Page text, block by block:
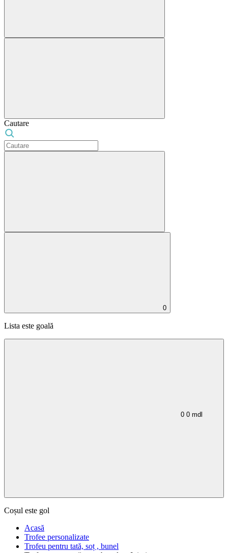
Cautare
0
Lista este goală
0 0 mdl
Coșul este gol
Acasă
Trofee personalizate
Trofeu pentru tată, soț , bunel